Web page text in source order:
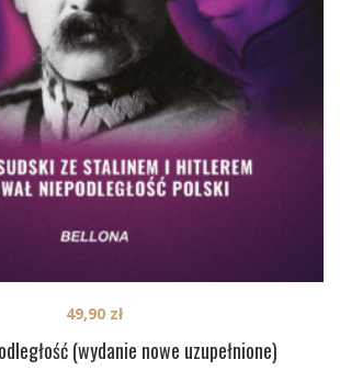
(wydanie nowe uzupełnione)
49,90 zł